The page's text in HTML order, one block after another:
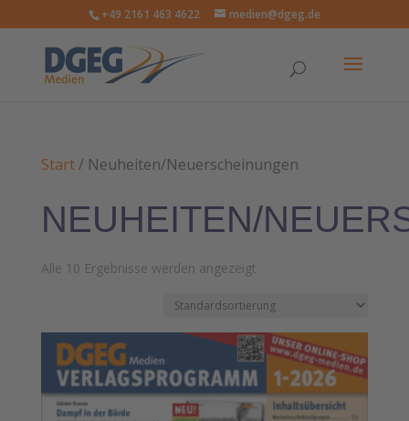
+49 2161 463 4622 medien@dgeg.de
Start/ Neuheiten/Neuerscheinungen
NEUHEITEN/
Alle 10 Ergebnisse werden angezeigt